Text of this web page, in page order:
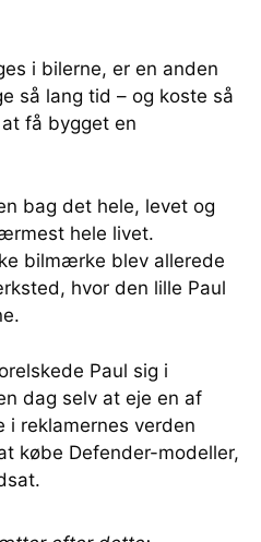
i bilerne, er en anden
så lang tid – og koste så
få bygget en
bag det hele, levet og
hele livet.
bilmærke blev allerede
hvor den lille Paul
Paul sig i
dag selv at eje en af
i reklamernes verden
købe Defender-modeller,